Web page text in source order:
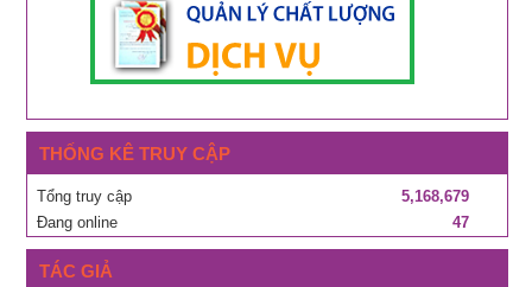
THỐNG KÊ TRUY CẬP
Tổng truy cập
5,168,679
Đang online
47
TÁC GIẢ